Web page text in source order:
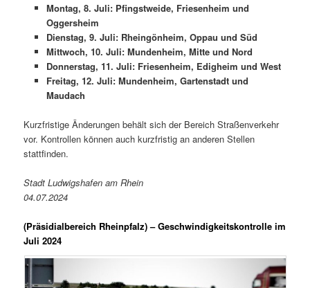
Montag, 8. Juli: Pfingstweide, Friesenheim und
Oggersheim
Dienstag, 9. Juli: Rheingönheim, Oppau und Süd
Mittwoch, 10. Juli: Mundenheim, Mitte und Nord
Donnerstag, 11. Juli: Friesenheim, Edigheim und West
Freitag, 12. Juli: Mundenheim, Gartenstadt und
Maudach
Kurzfristige Änderungen behält sich der Bereich Straßenverkehr
vor. Kontrollen können auch kurzfristig an anderen Stellen
stattfinden.
Stadt Ludwigshafen am Rhein
04.07.2024
(Präsidialbereich Rheinpfalz)– Geschwindigkeitskontrolle im
Juli 2024